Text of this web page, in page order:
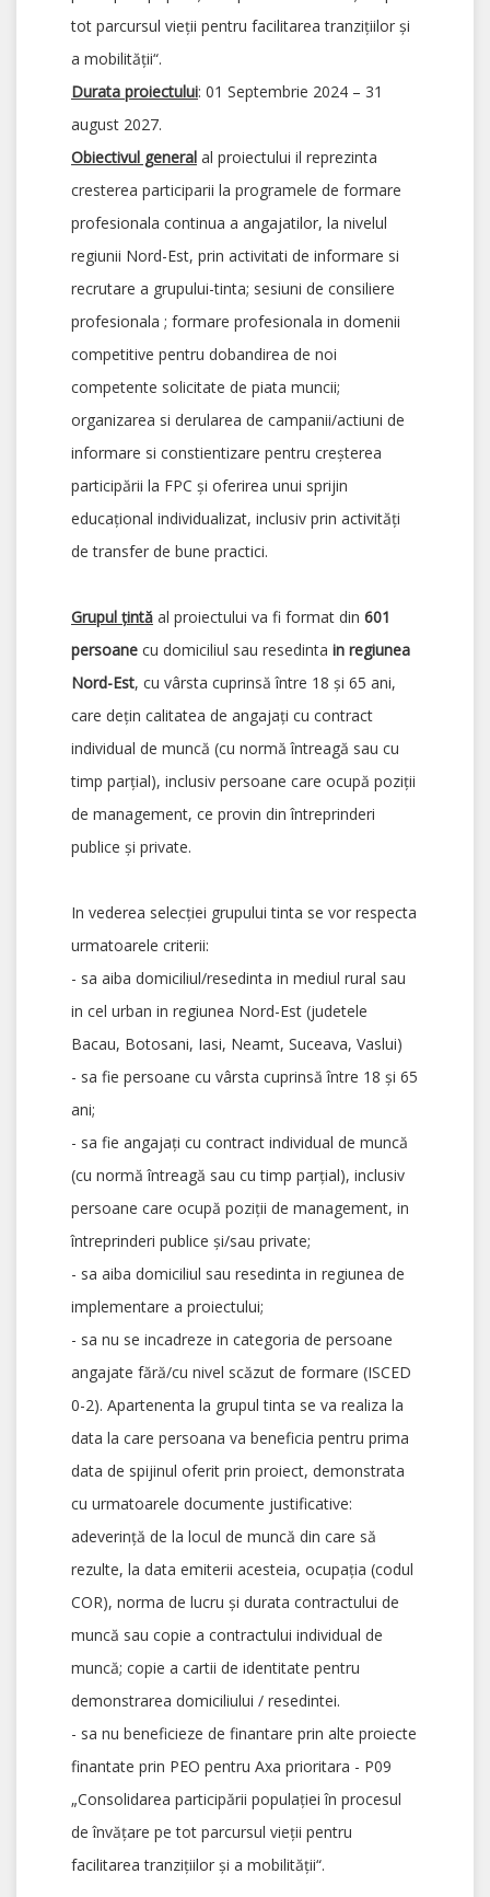
tot parcursul vieții pentru facilitarea tranzițiilor și
a mobilității“.
Durata proiectului: 01 Septembrie 2024 – 31
august 2027.
Obiectivul general al proiectului il reprezinta
cresterea participarii la programele de formare
profesionala continua a angajatilor, la nivelul
regiunii Nord-Est, prin activitati de informare si
recrutare a grupului-tinta; sesiuni de consiliere
profesionala ; formare profesionala in domenii
competitive pentru dobandirea de noi
competente solicitate de piata muncii;
organizarea si derularea de campanii/actiuni de
informare si constientizare pentru creșterea
participării la FPC și oferirea unui sprijin
educațional individualizat, inclusiv prin activități
de transfer de bune practici.
Grupul țintă al proiectului va fi format din 601
persoane cu domiciliul sau resedinta in regiunea
Nord-Est, cu vârsta cuprinsă între 18 și 65 ani,
care dețin calitatea de angajați cu contract
individual de muncă (cu normă întreagă sau cu
timp parțial), inclusiv persoane care ocupă poziții
de management, ce provin din întreprinderi
publice și private.
In vederea selecției grupului tinta se vor respecta
urmatoarele criterii:
- sa aiba domiciliul/resedinta in mediul rural sau
in cel urban in regiunea Nord-Est (judetele
Bacau, Botosani, Iasi, Neamt, Suceava, Vaslui)
- sa fie persoane cu vârsta cuprinsă între 18 și 65
ani;
- sa fie angajați cu contract individual de muncă
(cu normă întreagă sau cu timp parțial), inclusiv
persoane care ocupă poziții de management, in
întreprinderi publice și/sau private;
- sa aiba domiciliul sau resedinta in regiunea de
implementare a proiectului;
- sa nu se incadreze in categoria de persoane
angajate fără/cu nivel scăzut de formare (ISCED
0-2). Apartenenta la grupul tinta se va realiza la
data la care persoana va beneficia pentru prima
data de spijinul oferit prin proiect, demonstrata
cu urmatoarele documente justificative:
adeverință de la locul de muncă din care să
rezulte, la data emiterii acesteia, ocupația (codul
COR), norma de lucru și durata contractului de
muncă sau copie a contractului individual de
muncă; copie a cartii de identitate pentru
demonstrarea domiciliului / resedintei.
- sa nu beneficieze de finantare prin alte proiecte
finantate prin PEO pentru Axa prioritara - P09
„Consolidarea participării populației în procesul
de învățare pe tot parcursul vieții pentru
facilitarea tranzițiilor și a mobilității“.